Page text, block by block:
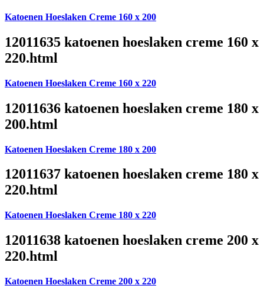
Katoenen Hoeslaken Creme 160 x 200
12011635 katoenen hoeslaken creme 160 x
220.html
Katoenen Hoeslaken Creme 160 x 220
12011636 katoenen hoeslaken creme 180 x
200.html
Katoenen Hoeslaken Creme 180 x 200
12011637 katoenen hoeslaken creme 180 x
220.html
Katoenen Hoeslaken Creme 180 x 220
12011638 katoenen hoeslaken creme 200 x
220.html
Katoenen Hoeslaken Creme 200 x 220